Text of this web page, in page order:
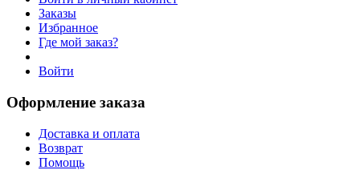
Заказы
Избранное
Где мой заказ?
Войти
Оформление заказа
Доставка и оплата
Возврат
Помощь